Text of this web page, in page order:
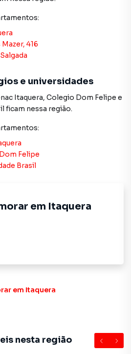
rápido e gratuito! A Imobiliária
digital com imóveis em
incluindo São Paulo.
você consegue vender ou
e locamos diversos imóveis em
digital focada em produzir
São Paulo, o que aumenta
interessados e tendo como
também com um time de
treinados e uma central de
para atender proprietários e
:
416
e universidades
Itaquera, Colegio Dom Felipe e
ficam nessa região.
:
Felipe
Brasil
em Itaquera
em Itaquera
nesta região